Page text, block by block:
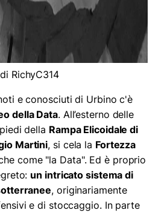
RichyC314
e conosciuti di Urbino c'è
della Data. All’esterno delle
della Rampa Elicoidale di
Martini, si cela la Fortezza
come "la Data". Ed è proprio
un intricato sistema di
, originariamente
e di stoccaggio. In parte